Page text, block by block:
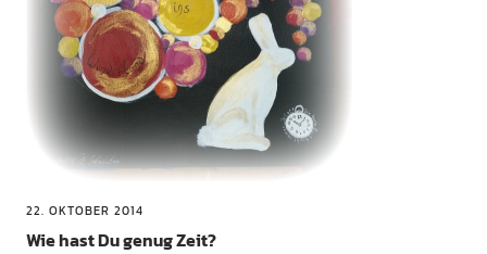
22. OKTOBER 2014
Wie hast Du genug Zeit?